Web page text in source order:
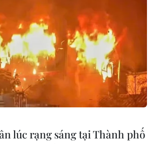
lúc rạng sáng tại Thành phố